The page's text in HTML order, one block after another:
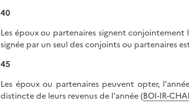
40
Les époux ou partenaires signent
signée par un seul des conjoints ou partenaires
45
Les époux ou partenaires peuvent opter,
distincte de leurs revenus de l'année (BOI-IR-